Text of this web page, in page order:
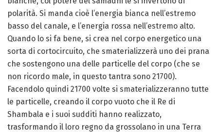
polarità. Si manda cioè l’energia bianca nell’estremo
basso del canale, e l’energia rossa nell’estremo alto.
Quando lo si fa bene, si crea nel corpo energetico una
sorta di cortocircuito, che smaterializzerà uno dei prana
che sostengono una delle particelle del corpo (che se
non ricordo male, in questo tantra sono 21700).
Facendolo quindi 21700 volte si smaterializzeranno tutte
le particelle, creando il corpo vuoto che il Re di
Shambala e i suoi sudditi hanno realizzato,
trasformando il loro regno da grossolano in una Terra